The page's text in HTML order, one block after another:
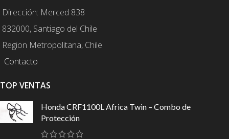
Dirección: Merced 838
832000, Santiago del Chile
Region Metropolitana, Chile
Contacto
TOP VENTAS
Honda CRF1100L Africa Twin – Combo de
Protección